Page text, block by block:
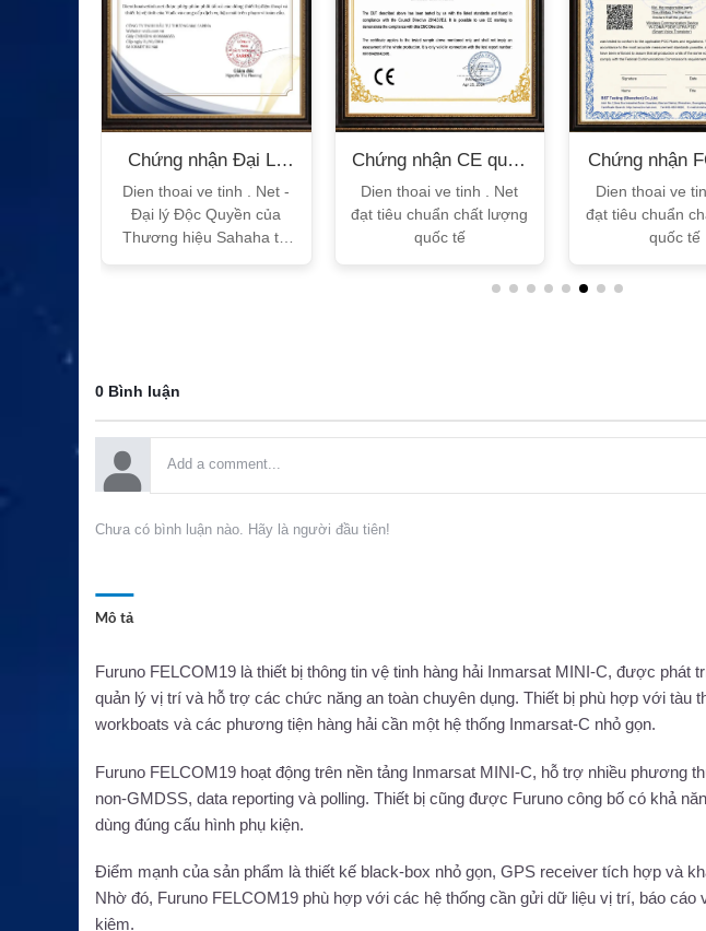
Chứng nhận Đại Lý
Sahaha
Dien thoai ve tinh . Net -
Đại lý Độc Quyền của
Thương hiệu Sahaha tại
Chứng nhận CE quốc
tế
Dien thoai ve tinh . Net
đạt tiêu chuẩn chất lượng
quốc tế
Chứng nhận
tế
Dien thoai ve
đạt tiêu chuẩn
quốc tế
0 Bình luận
Chưa có bình luận nào. Hãy là người đầu tiên!
Mô tả
Furuno FELCOM19 là thiết bị thông tin vệ tinh hàng hải Inmarsat MINI-C, được phát
quản lý vị trí và hỗ trợ các chức năng an toàn chuyên dụng. Thiết bị phù hợp với tàu
workboats và các phương tiện hàng hải cần một hệ thống Inmarsat-C nhỏ gọn.
Furuno FELCOM19 hoạt động trên nền tảng Inmarsat MINI-C, hỗ trợ nhiều phương
non-GMDSS, data reporting và polling. Thiết bị cũng được Furuno công bố có khả
dùng đúng cấu hình phụ kiện.
Điểm mạnh của sản phẩm là thiết kế black-box nhỏ gọn, GPS receiver tích hợp và
Nhờ đó, Furuno FELCOM19 phù hợp với các hệ thống cần gửi dữ liệu vị trí, báo cáo
kiệm.